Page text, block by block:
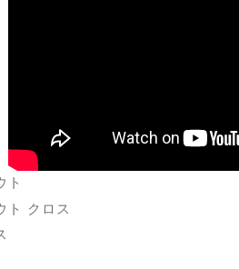
ト
ト クロス